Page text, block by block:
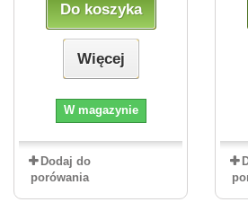
Do koszyka
Więcej
W magazynie
Dodaj do
porówania